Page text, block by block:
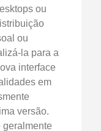
ou
ou
la para a
interface
em
versão.
geralmente